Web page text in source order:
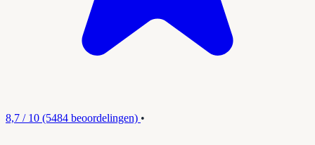
8,7 / 10 (5484 beoordelingen) •